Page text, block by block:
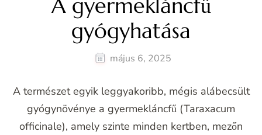
A gyermekláncfű
gyógyhatása
május 6, 2025
A természet egyik leggyakoribb, mégis alábecsült
gyógynövénye a gyermekláncfű (Taraxacum
officinale), amely szinte minden kertben, mezőn